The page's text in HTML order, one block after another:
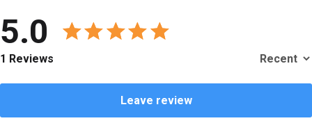
5.0
1 Reviews
Leave review